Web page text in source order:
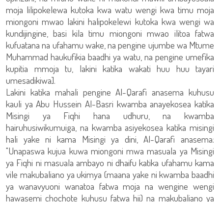
moja lilipokelewa kutoka kwa watu wengi kwa timu moja
miongoni mwao lakini halipokelewi kutoka kwa wengi wa
kundijingine, basi kila timu miongoni mwao ilitoa fatwa
kufuatana na ufahamu wake, na pengine ujumbe wa Mtume
Muhammad haukufikia baadhi ya watu, na pengine umefika
kupitia mmoja tu, lakini katika wakati huu huu tayari
umesadikiwa].
Lakini katika mahali pengine Al-Qarafi anasema kuhusu
kauli ya Abu Hussein Al-Basri kwamba anayekosea katika
Misingi ya Fiqhi hana udhuru, na kwamba
hairuhusiwikumuiga, na kwamba asiyekosea katika misingi
hali yake ni kama Misingi ya dini, Al-Qarafi anasema:
"Unapaswa kujua kuwa miongoni mwa masuala ya Misingi
ya Fiqhi ni masuala ambayo ni dhaifu katika ufahamu kama
vile makubaliano ya ukimya (maana yake ni kwamba baadhi
ya wanavyuoni wanatoa fatwa moja na wengine wengi
hawasemi chochote kuhusu fatwa hii) na makubaliano ya